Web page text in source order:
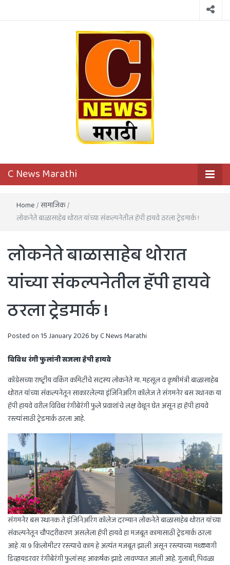
C News
Marathi
C News Marathi
Home/सामाजिक/
लोकनेते बाळासाहेब थोरात यांच्या संकल्पनेतील हॅपी हायवे ठरला ट्रेडमार्क !
लोकनेते बाळासाहेब थोरात
यांच्या संकल्पनेतील हॅपी हायवे
ठरला ट्रेडमार्क !
Posted on15 January 2026byC News Marathi
विविध रंगी फुलांनी सजला हॅपी हायवे
काँग्रेसच्या राष्ट्रीय वर्किंग कमिटीचे सदस्य लोकनेते मा. महसूल व कृषीमंत्री बाळासाहेब
थोरात यांच्या संकल्पनेतून साकारलेल्या इंजिनिअरिंग कॉलेज ते संगमनेर बस स्थानक या
हॅपी हायवे वरील विविध रंगीबेरंगी फुले प्रवाशांचे लक्ष वेधून घेत असून हा हॅपी हायवे
रस्त्यांसाठी ट्रेडमार्क ठरला आहे.
संगमनेर बस स्थानक ते इंजिनिअरिंग कॉलेज दरम्यान लोकनेते बाळासाहेब थोरात यांच्या
संकल्पनेतून चौपदरीकरण असलेला हॅपी हायवे हा मजबूत कामासाठी ट्रेडमार्क ठरला
आहे .या 9 किलोमीटर रस्त्याचे काम हे अत्यंत मजबूत झाली असून रस्त्याच्या मध्यभागी
डिव्हायडरवर रंगीबेरंगी फुलांसह आकर्षक झाडे लावण्यात आली आहे. गुलाबी, पिवळा